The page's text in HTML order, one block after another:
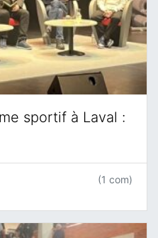
sportif à Laval :
(1 com)